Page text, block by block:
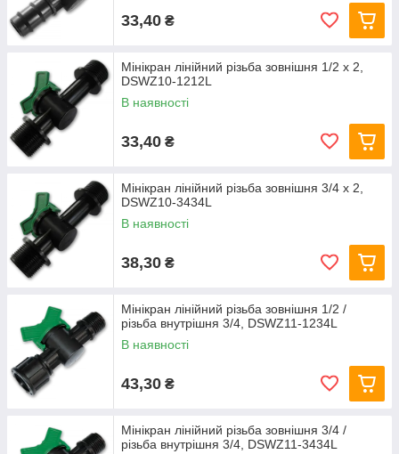
33,40 ₴
Мінікран лінійний різьба зовнішня 1/2 х 2,
DSWZ10-1212L
В наявності
33,40 ₴
Мінікран лінійний різьба зовнішня 3/4 х 2,
DSWZ10-3434L
В наявності
38,30 ₴
Мінікран лінійний різьба зовнішня 1/2 /
різьба внутрішня 3/4, DSWZ11-1234L
В наявності
43,30 ₴
Мінікран лінійний різьба зовнішня 3/4 /
різьба внутрішня 3/4, DSWZ11-3434L